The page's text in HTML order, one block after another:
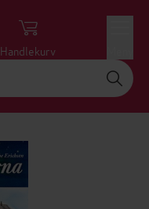
Handlekurv